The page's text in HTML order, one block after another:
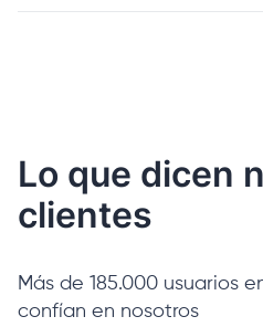
Lo que dicen
clientes
Más de 185.000 usuarios
confían en nosotros